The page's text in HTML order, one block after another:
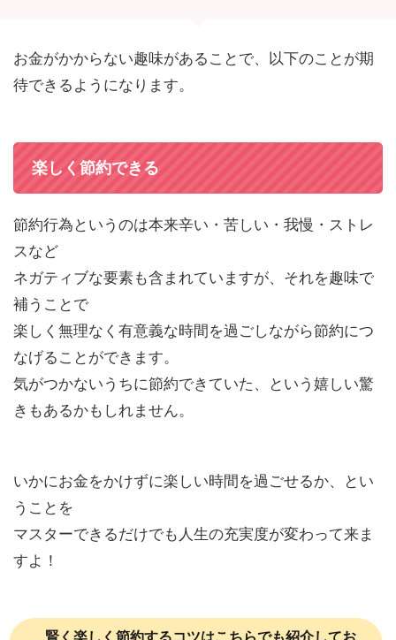
お金がかからない趣味があることで、以下のことが期
待できるようになります。
楽しく節約できる
節約行為というのは本来辛い・苦しい・我慢・ストレ
スなど
ネガティブな要素も含まれていますが、それを趣味で
補うことで
楽しく無理なく有意義な時間を過ごしながら節約につ
なげることができます。
気がつかないうちに節約できていた、という嬉しい驚
きもあるかもしれません。
いかにお金をかけずに楽しい時間を過ごせるか、とい
うことを
マスターできるだけでも人生の充実度が変わって来ま
すよ！
賢く楽しく節約するコツはこちらでも紹介してお